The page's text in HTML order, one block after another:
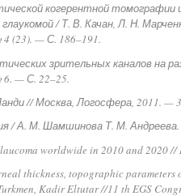
когерентной томографии
/ Т. В. Качан, Л. Н.
(23). — С. 186–191.
зрительных каналов на
— С. 22–25.
// Москва, Логосфера, 2011. —
/ А. М. Шамшинова Т. М.
worldwide in 2010 and
thickness, topographic
Kadir Eltutar //11 th EGS